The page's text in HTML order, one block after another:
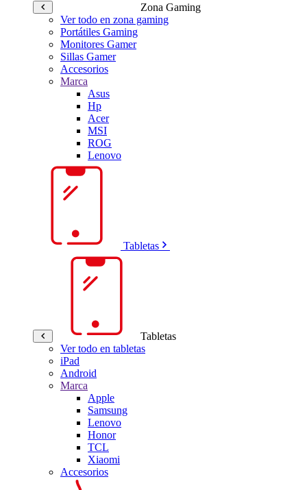
Zona Gaming
Ver todo en zona gaming
Portátiles Gaming
Monitores Gamer
Sillas Gamer
Accesorios
Marca
Asus
Hp
Acer
MSI
ROG
Lenovo
Tabletas
Tabletas
Ver todo en tabletas
iPad
Android
Marca
Apple
Samsung
Lenovo
Honor
TCL
Xiaomi
Accesorios